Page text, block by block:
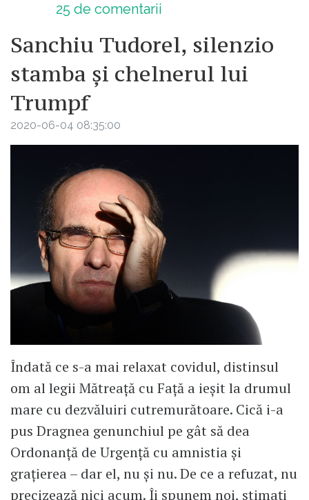
25 de comentarii
Sanchiu Tudorel, silenzio
stamba și chelnerul lui
Trumpf
2020-06-04 08:35:00
Îndată ce s-a mai relaxat covidul, distinsul
om al legii Mătreață cu Față a ieșit la drumul
mare cu dezvăluiri cutremurătoare. Cică i-a
pus Dragnea genunchiul pe gât să dea
Ordonanță de Urgență cu amnistia și
grațierea – dar el, nu și nu. De ce a refuzat, nu
precizează nici acum. Îi spunem noi, stimați